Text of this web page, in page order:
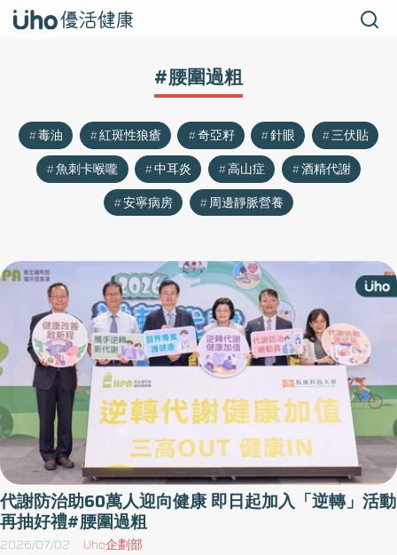
#腰圍過粗
毒油 紅斑性狼瘡 奇亞籽 針眼
三伏貼
魚刺卡喉嚨
中耳炎 高山症
酒精代謝
安寧病房
周邊靜脈營養
代謝防治助60萬人迎向健康 即日起加入「逆轉」活動
再抽好禮#腰圍過粗
2026/07/02 Uho企劃部